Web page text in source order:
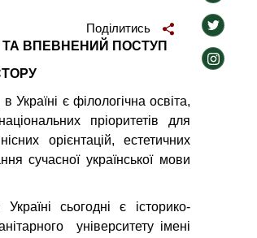
Поділитись
ТА ВПЕВНЕНИЙ ПОСТУП
Україні є філологічна освіта,
пріоритетів для
орієнтацій, естетичних
сучасної української мови
сьогодні є історико-
університету імені
links
social-
links
social-